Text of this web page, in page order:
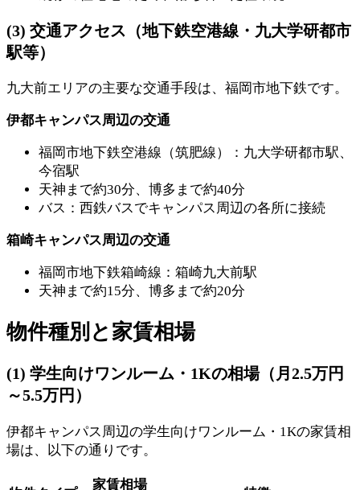
(3) 交通アクセス（地下鉄空港線・九大学研都市
駅等）
九大前エリアの主要な交通手段は、福岡市地下鉄です。
伊都キャンパス周辺の交通
福岡市地下鉄空港線（筑肥線）：九大学研都市駅、
今宿駅
天神まで約30分、博多まで約40分
バス：西鉄バスでキャンパス周辺の各所に接続
箱崎キャンパス周辺の交通
福岡市地下鉄箱崎線：箱崎九大前駅
天神まで約15分、博多まで約20分
物件種別と家賃相場
(1) 学生向けワンルーム・1Kの相場（月2.5万円
～5.5万円）
伊都キャンパス周辺の学生向けワンルーム・1Kの家賃相
場は、以下の通りです。
家賃相場